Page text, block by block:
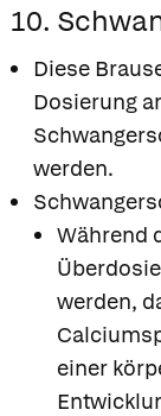
10.
Diese
Dosierung
werden.
Während
werden,
einer